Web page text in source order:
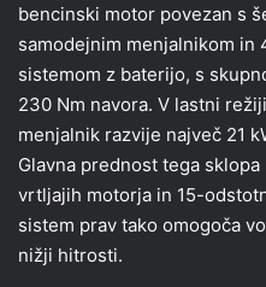
bencinski motor povezan s
samodejnim menjalnikom
sistemom z baterijo, s
230 Nm navora. V lastni
menjalnik razvije največ 21
Glavna prednost tega
vrtljajih motorja in 15-
sistem prav tako omogoča
nižji hitrosti.